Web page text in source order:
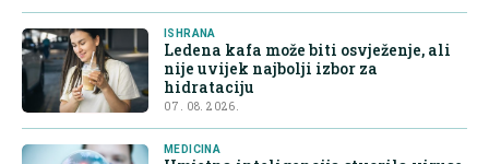
ISHRANA
Ledena kafa može biti osvježenje, ali
nije uvijek najbolji izbor za
hidrataciju
07. 08. 2026.
MEDICINA